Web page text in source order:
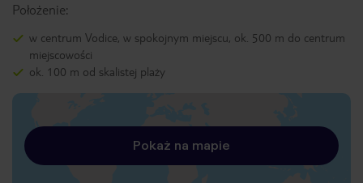
Położenie:
w centrum Vodice, w spokojnym miejscu, ok. 500 m do centrum
miejscowości
ok. 100 m od skalistej plaży
Pokaż na mapie